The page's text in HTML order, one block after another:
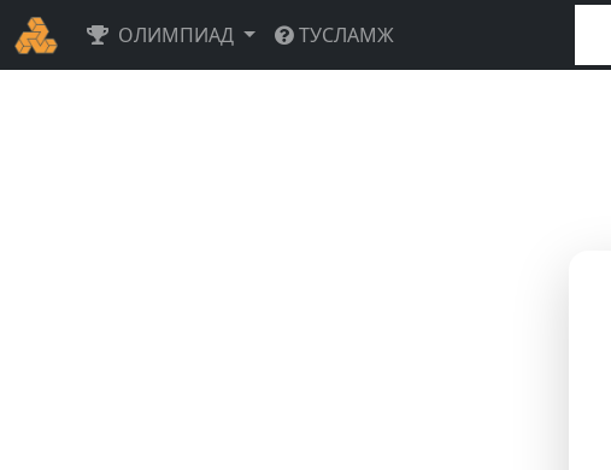
ОЛИМПИАД ТУСЛАМЖ